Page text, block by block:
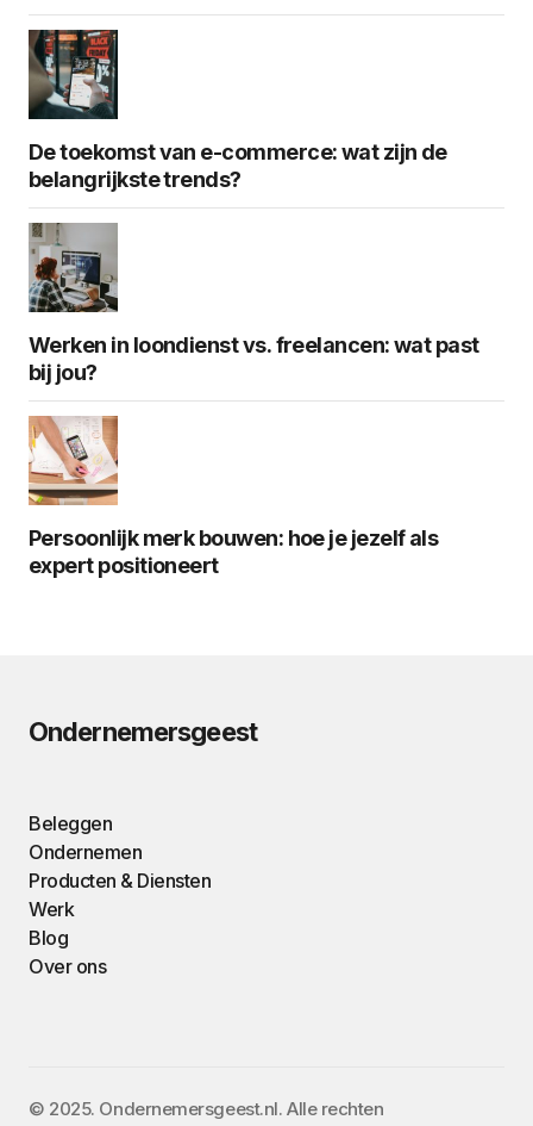
De toekomst van e-commerce: wat zijn de
belangrijkste trends?
Werken in loondienst vs. freelancen: wat past
bij jou?
Persoonlijk merk bouwen: hoe je jezelf als
expert positioneert
Ondernemersgeest
Beleggen
Ondernemen
Producten & Diensten
Werk
Blog
Over ons
©️ 2025. Ondernemersgeest.nl. Alle rechten